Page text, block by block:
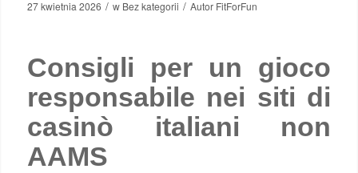
27 kwietnia 2026 / w Bez kategorii / Autor FitForFun
Consigli per un gioco
responsabile nei siti di
casinò italiani non
AAMS